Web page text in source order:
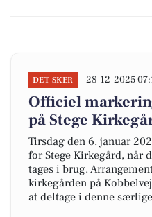
DET SKER 28-12-2025
Officiel
på Stege
Tirsdag den 6. januar
for Stege Kirkegård, når
tages i brug.
kirkegården på
at deltage i denne